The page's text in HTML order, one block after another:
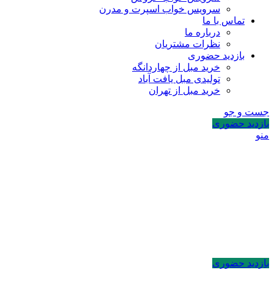
سرویس خواب اسپرت و مدرن
تماس با ما
درباره ما
نظرات مشتریان
بازدید حضوری
خرید مبل از چهاردانگه
تولیدی مبل یافت آباد
خرید مبل از تهران
جست و جو
بازدید حضوری
منو
بازدید حضوری